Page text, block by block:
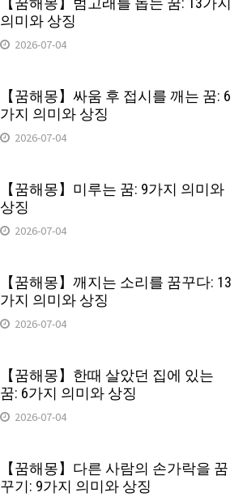
의미와 상징
2026-07-04
【꿈해몽】싸움 후 접시를 깨는 꿈: 6
가지 의미와 상징
2026-07-04
【꿈해몽】미루는 꿈: 9가지 의미와
상징
2026-07-04
【꿈해몽】깨지는 소리를 꿈꾸다: 13
가지 의미와 상징
2026-07-04
【꿈해몽】한때 살았던 집에 있는
꿈: 6가지 의미와 상징
2026-07-04
【꿈해몽】다른 사람의 손가락을 꿈
꾸기: 9가지 의미와 상징